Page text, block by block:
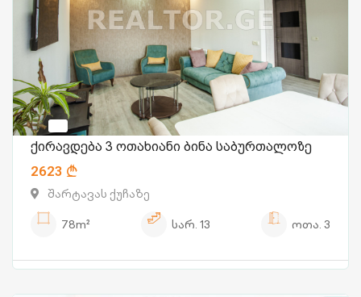
ქირავდება 3 ოთახიანი ბინა საბურთალოზე
2623
შარტავას ქუჩაზე
78m²
სარ. 13 ოთა. 3